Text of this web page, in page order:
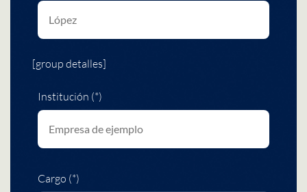
[group detalles]
Institución (*)
Cargo (*)